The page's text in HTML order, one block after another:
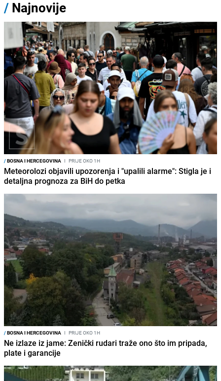
/ Najnovije
/BOSNA I HERCEGOVINA I PRIJE OKO 1H
Meteorolozi objavili upozorenja i "upalili alarme": Stigla je i
detaljna prognoza za BiH do petka
/BOSNA I HERCEGOVINA I PRIJE OKO 1H
Ne izlaze iz jame: Zenički rudari traže ono što im pripada,
plate i garancije